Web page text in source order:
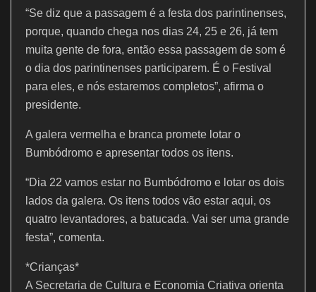
“Se diz que a passagem é a festa dos parintinenses,
porque, quando chega nos dias 24, 25 e 26, já tem
muita gente de fora, então essa passagem de som é
o dia dos parintinenses participarem. É o Festival
para eles, e nós estaremos completos”, afirma o
presidente.
A galera vermelha e branca promete lotar o
Bumbódromo e apresentar todos os itens.
“Dia 22 vamos estar no Bumbódromo e lotar os dois
lados da galera. Os itens todos vão estar aqui, os
quatro levantadores, a batucada. Vai ser uma grande
festa”, comenta.
*Crianças*
A Secretaria de Cultura e Economia Criativa orienta